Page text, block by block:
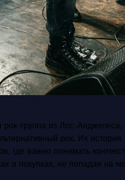
группа из Лос-
рок. Их история
где важно понимать
и покупках, не попадая на